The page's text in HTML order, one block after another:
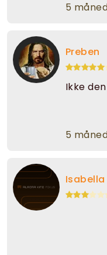
5
Preben
Ikke
5
Isabella